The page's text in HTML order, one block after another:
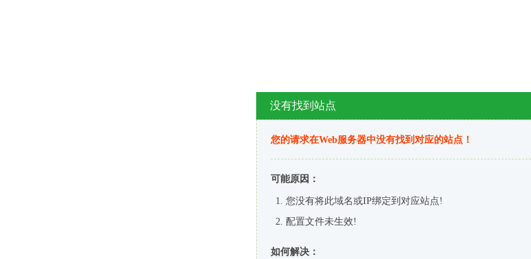
没有找到站点
您的请求在Web服务器中没有找到对应的站点！
可能原因：
您没有将此域名或IP绑定到对应站点!
配置文件未生效!
如何解决：